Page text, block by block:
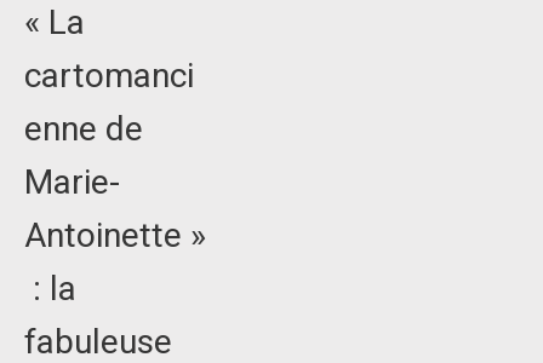
« La
cartomanci
enne de
Marie-
Antoinette »
: la
fabuleuse